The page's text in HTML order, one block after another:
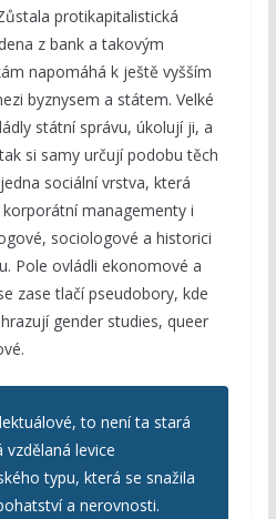
protikapitalistická
z bank a takovým
napomáhá k ještě vyšším
byznysem a státem. Velké
státní správu, úkolují ji, a
si samy určují podobu těch
sociální vrstva, která
managementy i
sociologové a historici
Pole ovládli ekonomové a
zase tlačí pseudobory, kde
gender studies, queer
to není ta stará
vzdělaná levice
typu, která se snažila
a nerovnosti.